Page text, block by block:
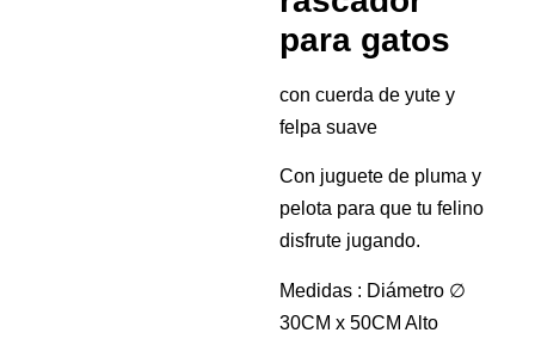
para gatos
con cuerda de yute y
felpa suave
Con juguete de pluma y
pelota para que tu felino
disfrute jugando.
Medidas : Diámetro ∅
30CM x 50CM Alto